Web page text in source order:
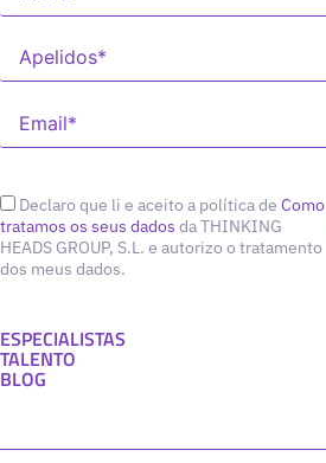
Declaro que li e aceito a política de Como
tratamos os seus dados da THINKING
HEADS GROUP, S.L. e autorizo o tratamento
dos meus dados.
ESPECIALISTAS
TALENTO
BLOG